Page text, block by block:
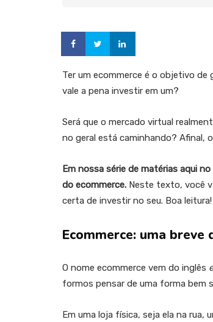
Ter um ecommerce é o objetivo de
vale a pena investir em um?
Será que o mercado virtual
no geral está caminhando? Afinal,
Em nossa série de matérias aqui
do ecommerce. Neste texto, você
certa de investir no seu. Boa leitura!
Ecommerce: uma breve
O nome ecommerce vem do inglês
formos pensar de uma forma bem
Em uma loja física, seja ela na